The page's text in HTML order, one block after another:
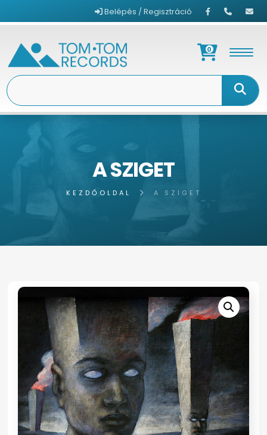
Belépés / Regisztráció
0
A SZIGET
KEZDŐOLDAL A SZIGET